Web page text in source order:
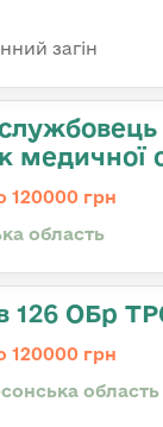
загін
медичної
120000 грн
область
126 ОБр
120000 грн
область